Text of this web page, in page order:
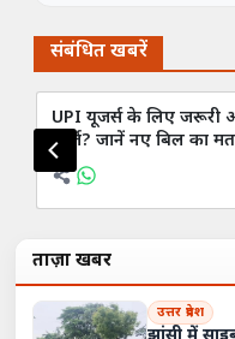
संबंधित खबरें
UPI यूजर्स के लिए जरूरी
चार्ज? जानें नए बिल का
ताज़ा खबरें
उत्तर प्रदेश